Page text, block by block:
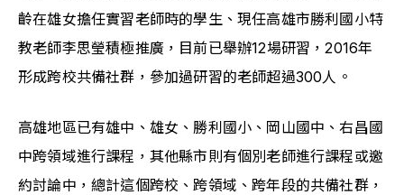
齡在雄女擔任實習老師時的學生、現任高雄市勝利國小特
教老師李思瑩積極推廣，目前已舉辦12場研習，2016年
形成跨校共備社群，參加過研習的老師超過300人。
高雄地區已有雄中、雄女、勝利國小、岡山國中、右昌國
中跨領域進行課程，其他縣市則有個別老師進行課程或邀
約討論中，總計這個跨校、跨領域、跨年段的共備社群，